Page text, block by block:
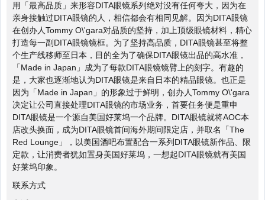
用「最高品质」来形容DITA眼镜系列绝对没有任何夸大，因为在
亲身接触过DITA眼镜的人，相信都会有相同见解。因为DITA眼镜
在创办人Tommy O\'gara对品质的坚持，加上顶级眼镜材料，精心
打造每一副DITA眼镜镜框。为了坚持高品质，DITA眼镜甚至将整
个生产线移师至日本，目的全为了确保DITA眼镜出品的高水准，
「Made in Japan」成为了每款DITA眼镜镜臂上的刻字。有趣的
是，大家也逐渐地认为DITA眼镜是来自日本的精品眼镜。也正是
因为「Made in Japan」的形象过于鲜明，创办人Tommy O\'gara
决定让公司直接处理DITA眼镜的市场业务，首要任务便是重申
DITA眼镜是一个源自美国好莱坞一个品牌。DITA眼镜就将AOC本
店改头换面，成为DITA眼镜首间海外期间限定店，并取名「The
Red Lounge」，以美国酒吧布置配合一系列DITA眼镜新作品、限
定款，让消费者犹如置身美国好莱坞，一想起DITA眼镜就有美国
好莱坞印象。
联系方式